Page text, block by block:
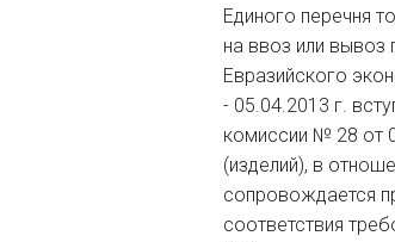
Единого перечня
на ввоз или
Евразийского
- 05.04.2013 г.
комиссии № 28 от
(изделий), в
сопровождается
соответствия